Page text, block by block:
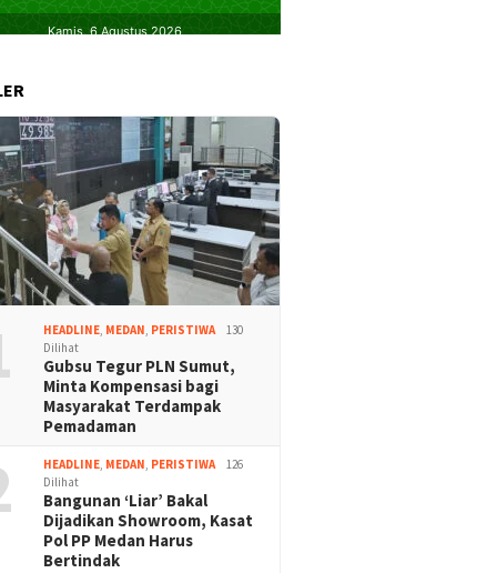
HEADLINE, MEDAN, PERISTIWA
130
Dilihat
Gubsu Tegur PLN Sumut,
Minta Kompensasi bagi
Masyarakat Terdampak
Pemadaman
HEADLINE, MEDAN, PERISTIWA
126
Dilihat
Bangunan ‘Liar’ Bakal
Dijadikan Showroom, Kasat
Pol PP Medan Harus
Bertindak